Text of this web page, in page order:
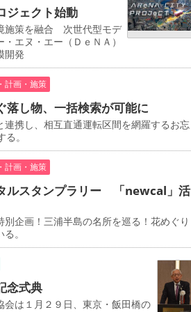
ジェクト始動
策を融合 次世代型モデ
エヌ・エー（ＤｅＮＡ）
開発
計画・施策
し物、一括検索が可能に
携し、相互直通運転区間を網羅するお忘
。
計画・施策
ルスタンプラリー 「newcal」活
企画！三浦半島の名所を巡る！花めぐり
。
念式典
は１月２９日、東京・飯田橋の